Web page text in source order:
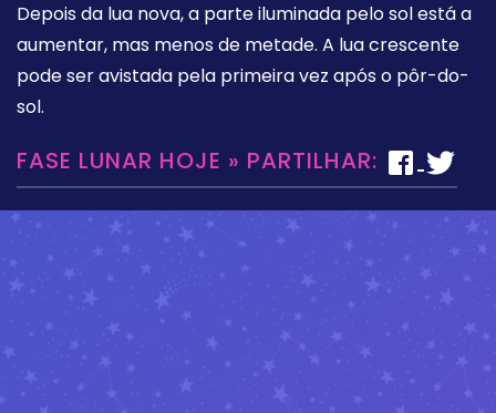
Depois da lua nova, a parte iluminada pelo sol está a
aumentar, mas menos de metade. A lua crescente
pode ser avistada pela primeira vez após o pôr-do-
sol.
FASE LUNAR HOJE » PARTILHAR: